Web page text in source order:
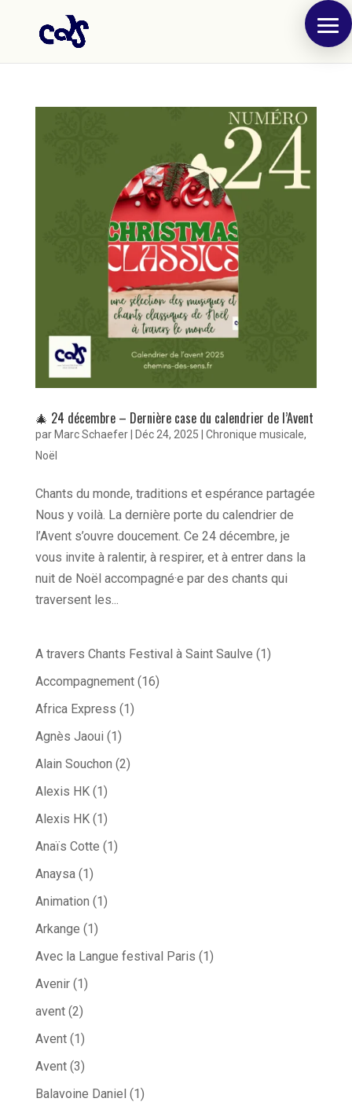
🎄 24 décembre – Dernière case du calendrier de l’Avent
par Marc Schaefer| Déc 24, 2025 Chronique musicale,
Noël
Chants du monde, traditions et espérance partagée
Nous y voilà. La dernière porte du calendrier de
l’Avent s’ouvre doucement. Ce 24 décembre, je
vous invite à ralentir, à respirer, et à entrer dans la
nuit de Noël accompagné·e par des chants qui
traversent les...
A travers Chants Festival à Saint Saulve (1)
Accompagnement(16)
Africa Express (1)
Agnès Jaoui (1)
Alain Souchon (2)
Alexis HK(1)
Alexis HK(1)
Anaïs Cotte (1)
Anaysa(1)
Animation (1)
Arkange (1)
Avec la Langue festival Paris (1)
Avenir(1)
avent(2)
Avent(1)
Avent(3)
Balavoine Daniel (1)